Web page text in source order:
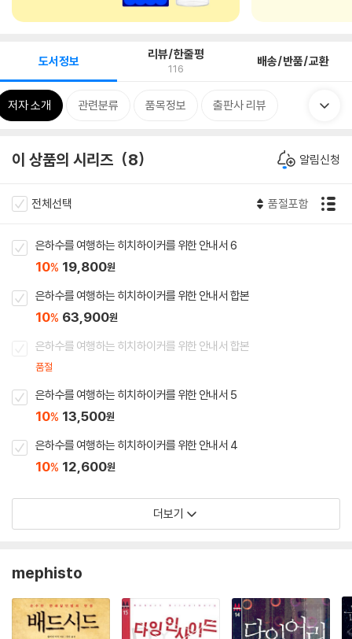
도서정보 리뷰/한줄평
116 배송/반품/교환
저자 소개 관련분류 품목정보 출판사 리뷰
이 상품의 시리즈 8 알림신청
전체선택 품절포함
은하수를 여행하는 히치하이커를 위한 안내서 6
10% 19,800원
은하수를 여행하는 히치하이커를 위한 안내서 합본
10% 63,900원
은하수를 여행하는 히치하이커를 위한 안내서 합본
품절
은하수를 여행하는 히치하이커를 위한 안내서 5
10% 13,500원
은하수를 여행하는 히치하이커를 위한 안내서 4
10% 12,600원
더보기
mephisto